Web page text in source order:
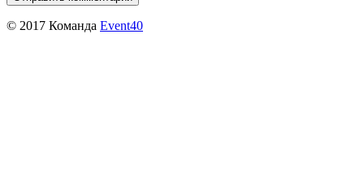
© 2017 Команда Event40